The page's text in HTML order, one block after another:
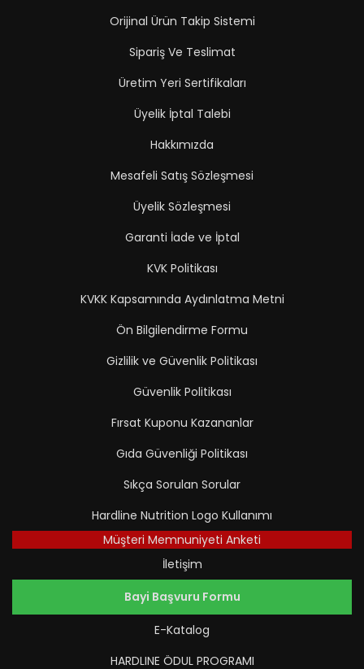
Orijinal Ürün Takip Sistemi
Sipariş Ve Teslimat
Üretim Yeri Sertifikaları
Üyelik İptal Talebi
Hakkımızda
Mesafeli Satış Sözleşmesi
Üyelik Sözleşmesi
Garanti İade ve İptal
KVK Politikası
KVKK Kapsamında Aydınlatma Metni
Ön Bilgilendirme Formu
Gizlilik ve Güvenlik Politikası
Güvenlik Politikası
Fırsat Kuponu Kazananlar
Gıda Güvenliği Politikası
Sıkça Sorulan Sorular
Hardline Nutrition Logo Kullanımı
Müşteri Memnuniyeti Anketi
İletişim
Bayi Başvuru Formu
E-Katalog
HARDLINE ÖDUL PROGRAMI